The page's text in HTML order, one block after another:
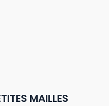
MAILLES